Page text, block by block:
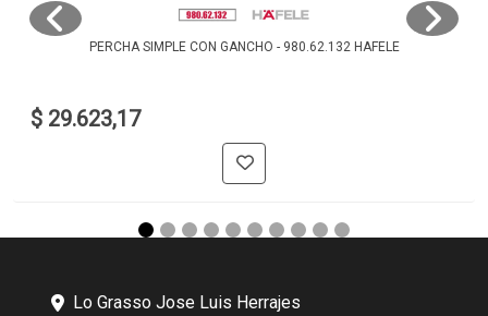
PERCHA SIMPLE CON GANCHO - 980.62.132 HAFELE
$ 29.623,17
Lo Grasso Jose Luis Herrajes